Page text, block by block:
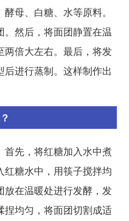
母、白糖、水等原料。
然后，将面团静置在温
两倍大左右。最后，将发
进行蒸制。这样制作出
首先，将红糖加入水中煮
糖水中，用筷子搅拌均
放在温暖处进行发酵，发
捏均匀，将面团切割成适